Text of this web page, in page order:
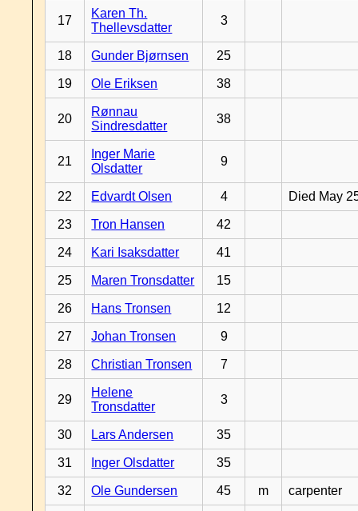
17
Karen Th.
Thellevsdatter
3
18 Gunder Bjørnsen 25
19 Ole Eriksen 38
20
Rønnau
Sindresdatter
38
21
Inger Marie
Olsdatter
9
22 Edvardt Olsen 4 Died May
23 Tron Hansen 42
24 Kari Isaksdatter 41
25 Maren Tronsdatter 15
26 Hans Tronsen 12
27 Johan Tronsen 9
28 Christian Tronsen 7
29
Helene
Tronsdatter
3
30 Lars Andersen 35
31 Inger Olsdatter 35
32 Ole Gundersen 45 m carpenter